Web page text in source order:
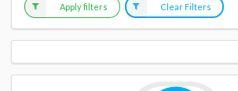
Apply filters Clear Filters